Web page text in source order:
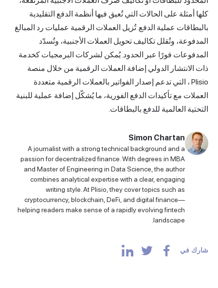
كلها أمثلة على الحالات التي تُعيق فيها أنظمة الدفع التقليدية
بالبطاقات عملية الدفع. تُزيل العملات الرقمية عمليات رد المبالغ
المدفوعة، وتُقلل تكاليف تحويل العملات الأجنبية، وتُسدّد
المدفوعات فورًا عبر الحدود. يُمكن لشركات البرمجيات كخدمة
ذات الانتشار الدولي إضافة العملات الرقمية من خلال منصة
Plisio ، التي تدعم إصدار الفواتير بالعملات الرقمية متعددة
العملات مع تأكيدات الدفع الفورية، ما يُشكّل إضافة عملية للبنية
التحتية العالمية للدفع بالبطاقات.
Simon Chartan
A journalist with a strong technical background and a
passion for decentralized finance. With degrees in MBA
and Master of Engineering in Data Science, the author
combines analytical expertise with a clear, engaging
writing style. At Plisio, they cover topics such as
cryptocurrency, blockchain, DeFi, and digital finance—
helping readers make sense of a rapidly evolving fintech
landscape.
شارك في